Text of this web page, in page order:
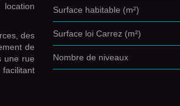
des
de
une rue
Surface habitable (m²)
Surface loi Carrez (m²)
Nombre de niveaux